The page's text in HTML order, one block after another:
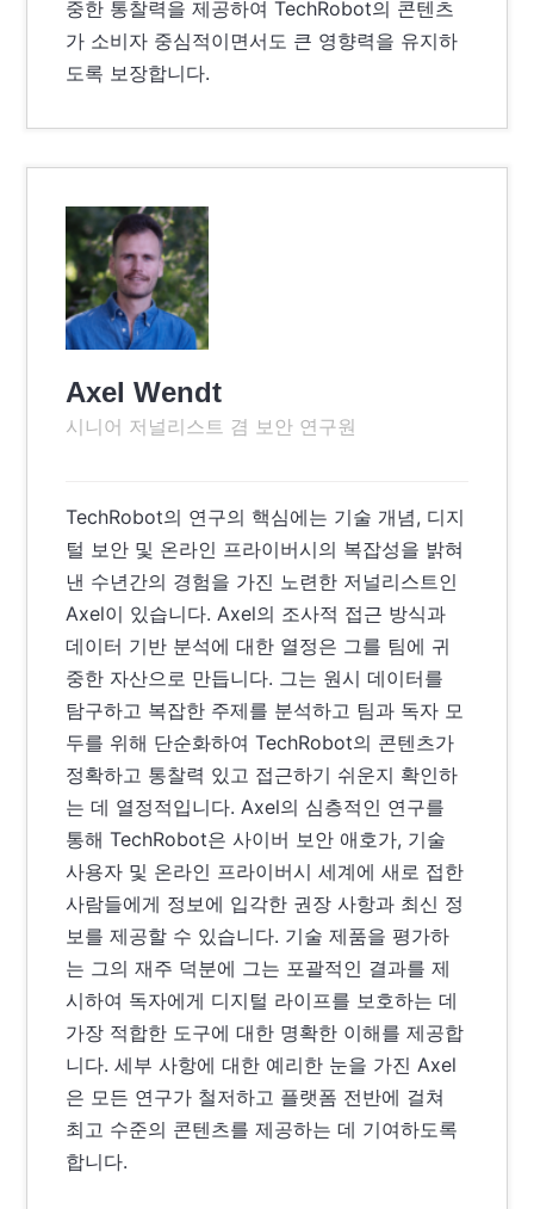
중한 통찰력을 제공하여 TechRobot의 콘텐츠
가 소비자 중심적이면서도 큰 영향력을 유지하
도록 보장합니다.
Axel Wendt
시니어 저널리스트 겸 보안 연구원
TechRobot의 연구의 핵심에는 기술 개념, 디지
털 보안 및 온라인 프라이버시의 복잡성을 밝혀
낸 수년간의 경험을 가진 노련한 저널리스트인
Axel이 있습니다. Axel의 조사적 접근 방식과
데이터 기반 분석에 대한 열정은 그를 팀에 귀
중한 자산으로 만듭니다. 그는 원시 데이터를
탐구하고 복잡한 주제를 분석하고 팀과 독자 모
두를 위해 단순화하여 TechRobot의 콘텐츠가
정확하고 통찰력 있고 접근하기 쉬운지 확인하
는 데 열정적입니다. Axel의 심층적인 연구를
통해 TechRobot은 사이버 보안 애호가, 기술
사용자 및 온라인 프라이버시 세계에 새로 접한
사람들에게 정보에 입각한 권장 사항과 최신 정
보를 제공할 수 있습니다. 기술 제품을 평가하
는 그의 재주 덕분에 그는 포괄적인 결과를 제
시하여 독자에게 디지털 라이프를 보호하는 데
가장 적합한 도구에 대한 명확한 이해를 제공합
니다. 세부 사항에 대한 예리한 눈을 가진 Axel
은 모든 연구가 철저하고 플랫폼 전반에 걸쳐
최고 수준의 콘텐츠를 제공하는 데 기여하도록
합니다.